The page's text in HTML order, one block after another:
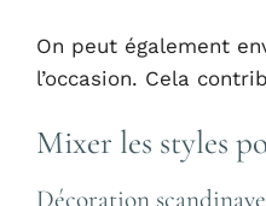
On peut également
l’occasion. Cela
Mixer les styles
Décoration